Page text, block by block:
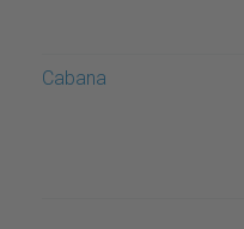
Cabana